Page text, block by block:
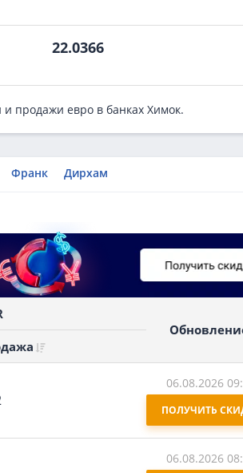
22.0366
продажи евро в банках Химок.
Франк Дирхам
06.08.2026
ПОЛУЧИТЬ
06.08.2026